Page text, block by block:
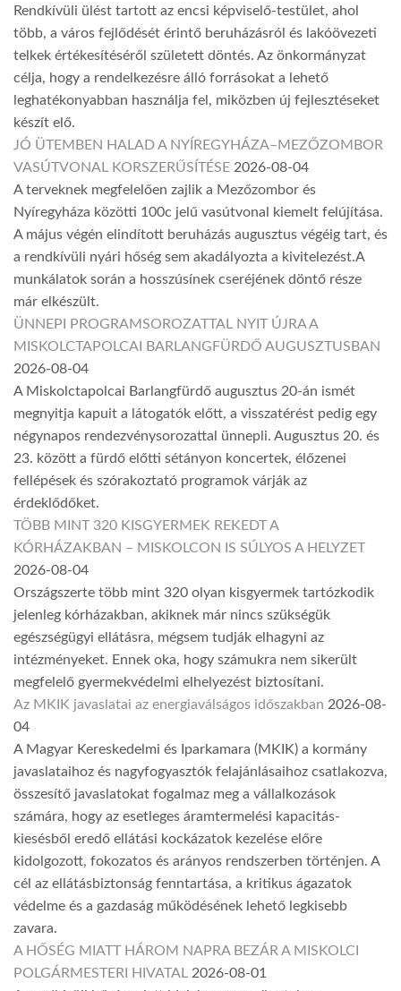
Rendkívüli ülést tartott az encsi képviselő-testület, ahol
több, a város fejlődését érintő beruházásról és lakóövezeti
telkek értékesítéséről született döntés. Az önkormányzat
célja, hogy a rendelkezésre álló forrásokat a lehető
leghatékonyabban használja fel, miközben új fejlesztéseket
készít elő.
JÓ ÜTEMBEN HALAD A NYÍREGYHÁZA–MEZŐZOMBOR
VASÚTVONAL KORSZERŰSÍTÉSE 2026-08-04
A terveknek megfelelően zajlik a Mezőzombor és
Nyíregyháza közötti 100c jelű vasútvonal kiemelt felújítása.
A május végén elindított beruházás augusztus végéig tart, és
a rendkívüli nyári hőség sem akadályozta a kivitelezést.A
munkálatok során a hosszúsínek cseréjének döntő része
már elkészült.
ÜNNEPI PROGRAMSOROZATTAL NYIT ÚJRA A
MISKOLCTAPOLCAI BARLANGFÜRDŐ AUGUSZTUSBAN
2026-08-04
A Miskolctapolcai Barlangfürdő augusztus 20-án ismét
megnyitja kapuit a látogatók előtt, a visszatérést pedig egy
négynapos rendezvénysorozattal ünnepli. Augusztus 20. és
23. között a fürdő előtti sétányon koncertek, élőzenei
fellépések és szórakoztató programok várják az
érdeklődőket.
TÖBB MINT 320 KISGYERMEK REKEDT A
KÓRHÁZAKBAN – MISKOLCON IS SÚLYOS A HELYZET
2026-08-04
Országszerte több mint 320 olyan kisgyermek tartózkodik
jelenleg kórházakban, akiknek már nincs szükségük
egészségügyi ellátásra, mégsem tudják elhagyni az
intézményeket. Ennek oka, hogy számukra nem sikerült
megfelelő gyermekvédelmi elhelyezést biztosítani.
Az MKIK javaslatai az energiaválságos időszakban 2026-08-
04
A Magyar Kereskedelmi és Iparkamara (MKIK) a kormány
javaslataihoz és nagyfogyasztók felajánlásaihoz csatlakozva,
összesítő javaslatokat fogalmaz meg a vállalkozások
számára, hogy az esetleges áramtermelési kapacitás-
kiesésből eredő ellátási kockázatok kezelése előre
kidolgozott, fokozatos és arányos rendszerben történjen. A
cél az ellátásbiztonság fenntartása, a kritikus ágazatok
védelme és a gazdaság működésének lehető legkisebb
zavara.
A HŐSÉG MIATT HÁROM NAPRA BEZÁR A MISKOLCI
POLGÁRMESTERI HIVATAL 2026-08-01